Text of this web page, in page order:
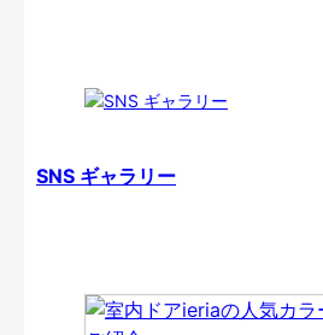
SNS ギャラリー